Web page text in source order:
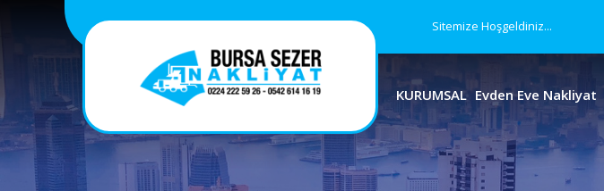
Sitemize Hoşgeldiniz...
KURUMSAL Evden Eve Nakliyat